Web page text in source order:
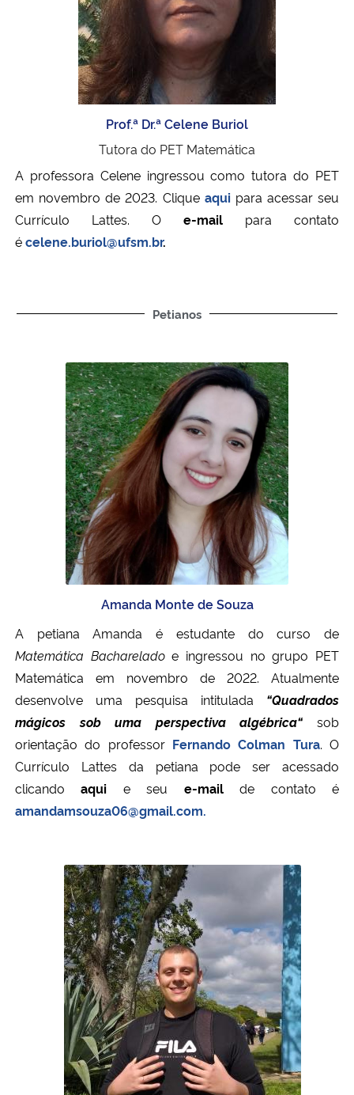
Ministério da Cidadania
Ministério da Saúde
Ministério de Minas e Energia
Ministério do Meio Ambiente
Ministério do Turismo
Secretaria-Geral
Secretaria de Governo
Gabinete de Segurança Institucional
Advocacia-Geral da União
Banco Central do Brasil
Prof.ª Dr.ª Celene Buriol
Tutora do PET Matemática
A professora Celene ingressou como tutora do PET
em novembro de 2023. Clique aqui para acessar seu
Currículo Lattes. O e-mail para contato
écelene.buriol@ufsm.br.
Petianos
Amanda Monte de Souza
A petianaAmanda é estudante do curso de
Matemática Bachareladoe ingressou no grupo PET
Matemática em novembro de 2022. Atualmente
desenvolve uma pesquisa intitulada “Quadrados
mágicos sob uma perspectiva algébrica“ sob
orientação do professorFernando Colman Tura. O
Currículo Lattes da petiana pode ser acessado
clicandoaqui e seu e-mailde contato é
amandamsouza06@gmail.com.